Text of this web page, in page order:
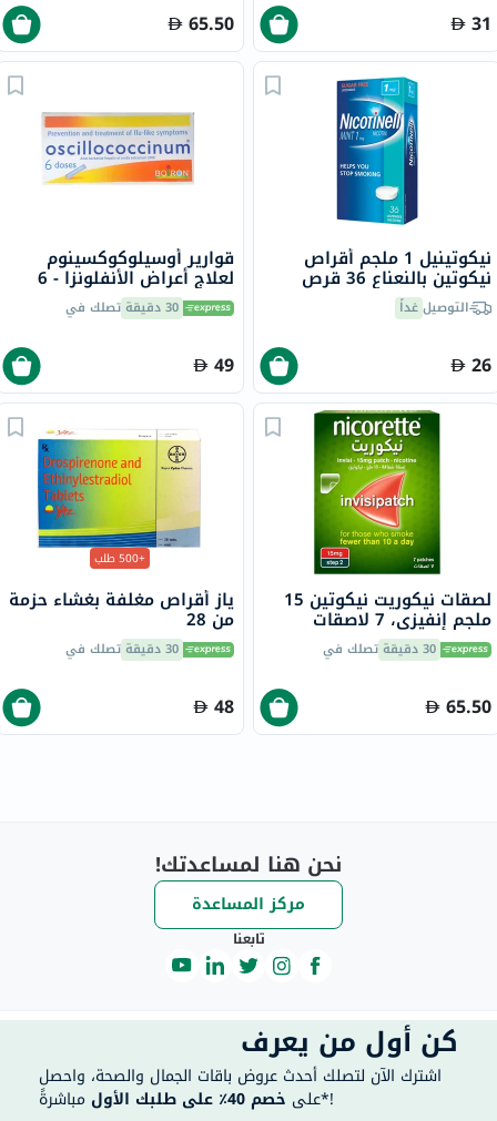
31
65.50
نيكوتينيل 1 ملجم أقراص
نيكوتين بالنعناع 36 قرص
التوصيلغداً
26
قوارير أوسيلوكوكسينوم
لعلاج أعراض الأنفلونزا - 6
قوارير 30 دقيقة تصلك في
49
لصقات نيكوريت نيكوتين 15
ملجم إنفيزي، 7 لاصقات
30 دقيقة تصلك في
65.50
+500 طلب
ياز أقراص مغلفة بغشاء حزمة
من 28
30 دقيقة تصلك في
48
نحن هنا لمساعدتك!
مركز المساعدة
تابعنا
كن أول من يعرف
اشترك الآن لتصلك أحدث عروض باقات الجمال والصحة، واحصل
على خصم 40٪ على طلبك الأول مباشرةً*!